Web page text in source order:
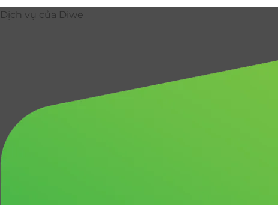
Dịch vụ của Diwe